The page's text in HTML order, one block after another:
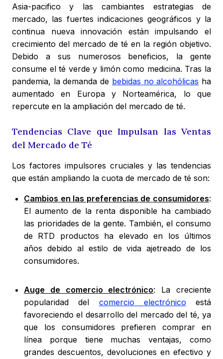
Asia-pacifico y las cambiantes estrategias de
mercado, las fuertes indicaciones geográficos y la
continua nueva innovación están impulsando el
crecimiento del mercado de té en la región objetivo.
Debido a sus numerosos beneficios, la gente
consume el té verde y limón como medicina. Tras la
pandemia, la demanda de bebidas no alcohólicas ha
aumentado en Europa y Norteamérica, lo que
repercute en la ampliación del mercado de té.
Tendencias Clave que Impulsan las Ventas
del Mercado de Té
Los factores impulsores cruciales y las tendencias
que están ampliando la cuota de mercado de té son:
Cambios en las preferencias de consumidores:
El aumento de la renta disponible ha cambiado
las prioridades de la gente. También, el consumo
de RTD productos ha elevado en los últimos
años debido al estilo de vida ajetreado de los
consumidores.
Auge de comercio electrónico: La creciente
popularidad del comercio electrónico está
favoreciendo el desarrollo del mercado del té, ya
que los consumidores prefieren comprar en
línea porque tiene muchas ventajas, como
grandes descuentos, devoluciones en efectivo y